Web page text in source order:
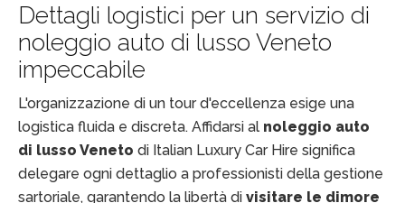
Dettagli logistici per un servizio di
noleggio auto di lusso Veneto
impeccabile
L'organizzazione di un tour d'eccellenza esige una
logistica fluida e discreta. Affidarsi al noleggio auto
di lusso Veneto di Italian Luxury Car Hire significa
delegare ogni dettaglio a professionisti della gestione
sartoriale, garantendo la libertà di visitare le dimore